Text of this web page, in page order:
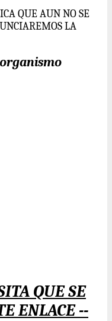
QUE AUN NO SE
LA
QUE SE
ENLACE --